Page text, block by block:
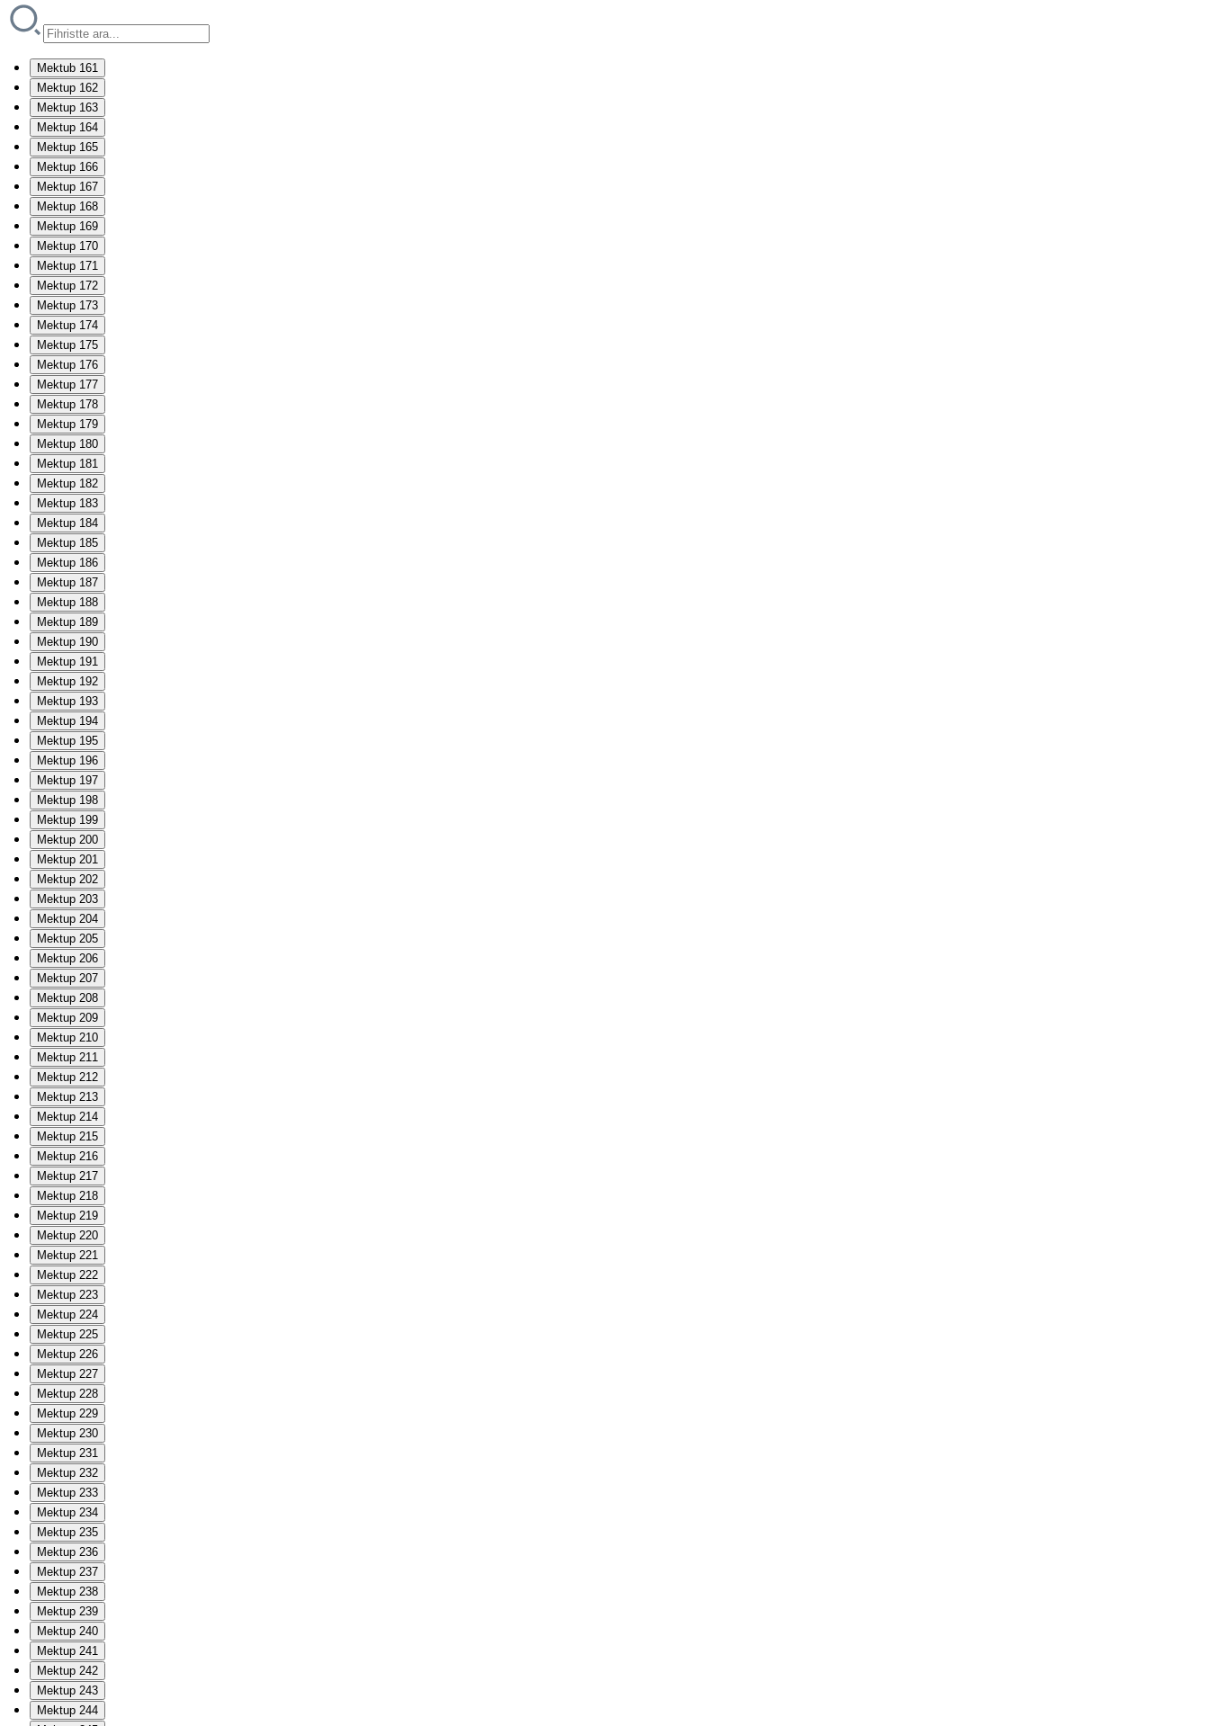
Mektub 161
Mektup 162
Mektup 163
Mektup 164
Mektup 165
Mektup 166
Mektup 167
Mektup 168
Mektup 169
Mektup 170
Mektup 171
Mektup 172
Mektup 173
Mektup 174
Mektup 175
Mektup 176
Mektup 177
Mektup 178
Mektup 179
Mektup 180
Mektup 181
Mektup 182
Mektup 183
Mektup 184
Mektup 185
Mektup 186
Mektup 187
Mektup 188
Mektup 189
Mektup 190
Mektup 191
Mektup 192
Mektup 193
Mektup 194
Mektup 195
Mektup 196
Mektup 197
Mektup 198
Mektup 199
Mektup 200
Mektup 201
Mektup 202
Mektup 203
Mektup 204
Mektup 205
Mektup 206
Mektup 207
Mektup 208
Mektup 209
Mektup 210
Mektup 211
Mektup 212
Mektup 213
Mektup 214
Mektup 215
Mektup 216
Mektup 217
Mektup 218
Mektup 219
Mektup 220
Mektup 221
Mektup 222
Mektup 223
Mektup 224
Mektup 225
Mektup 226
Mektup 227
Mektup 228
Mektup 229
Mektup 230
Mektup 231
Mektup 232
Mektup 233
Mektup 234
Mektup 235
Mektup 236
Mektup 237
Mektup 238
Mektup 239
Mektup 240
Mektup 241
Mektup 242
Mektup 243
Mektup 244